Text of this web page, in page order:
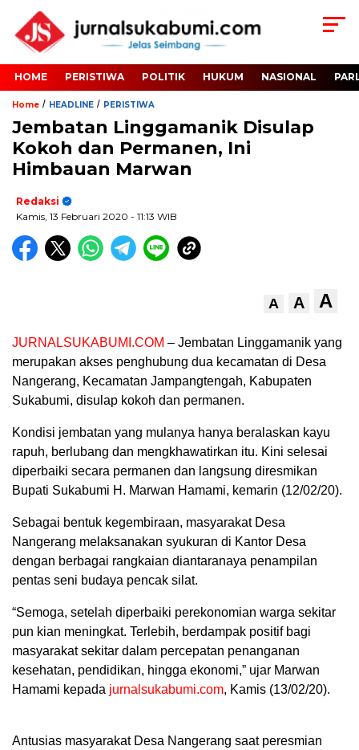
HOME PERISTIWA POLITIK HUKUM NASIONAL
Home / HEADLINE / PERISTIWA
Jembatan Linggamanik Disulap
Kokoh dan Permanen, Ini
Himbauan Marwan
Redaksi
Kamis, 13 Februari 2020 - 11:13 WIB
A A A
JURNALSUKABUMI.COM – Jembatan Linggamanik yang
merupakan akses penghubung dua kecamatan di Desa
Nangerang, Kecamatan Jampangtengah, Kabupaten
Sukabumi, disulap kokoh dan permanen.
Kondisi jembatan yang mulanya hanya beralaskan kayu
rapuh, berlubang dan mengkhawatirkan itu. Kini selesai
diperbaiki secara permanen dan langsung diresmikan
Bupati Sukabumi H. Marwan Hamami, kemarin (12/02/20).
Sebagai bentuk kegembiraan, masyarakat Desa
Nangerang melaksanakan syukuran di Kantor Desa
dengan berbagai rangkaian diantaranaya penampilan
pentas seni budaya pencak silat.
“Semoga, setelah diperbaiki perekonomian warga sekitar
pun kian meningkat. Terlebih, berdampak positif bagi
masyarakat sekitar dalam percepatan penanganan
kesehatan, pendidikan, hingga ekonomi,” ujar Marwan
Hamami kepada jurnalsukabumi.com, Kamis (13/02/20).
Antusias masyarakat Desa Nangerang saat peresmian